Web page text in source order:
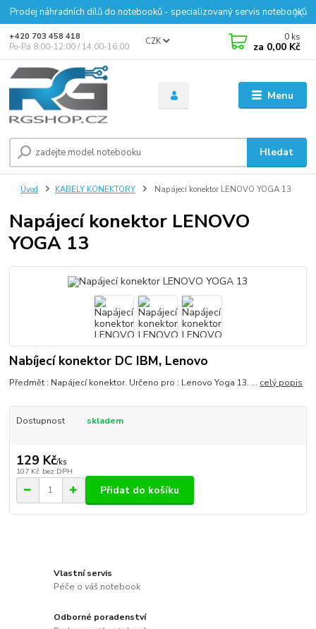
Prodej náhradních dílů do notebooků - specializovaný servis notebooků
Menu
CZK
Hledat
+420 703 458 418
Po-Pá 8:00-12:00 / 14:00-16:00
0 ks
za 0,00 Kč
Úvod KABELY KONEKTORY Napájecí konektor LENOVO YOGA 13
Napájecí konektor LENOVO
YOGA 13
Nabíjecí konektor DC IBM, Lenovo
Předmět : Napájecí konektor. Určeno pro : Lenovo Yoga 13. ... celý popis
Dostupnost skladem
129 Kč/ks
107 Kč bez DPH
Přidat do košíku
Vlastní servis
Péče o váš notebook
Odborné poradenství